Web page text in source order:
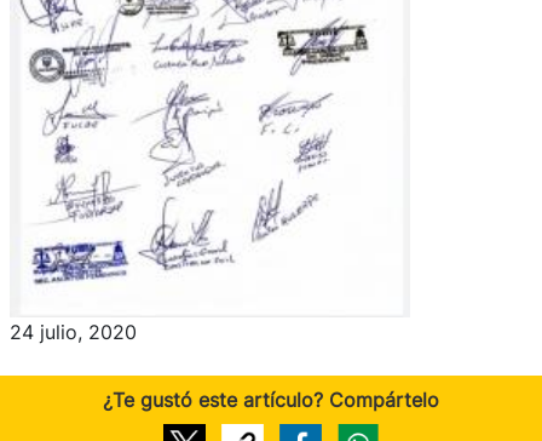
24 julio, 2020
¿Te gustó este artículo? Compártelo